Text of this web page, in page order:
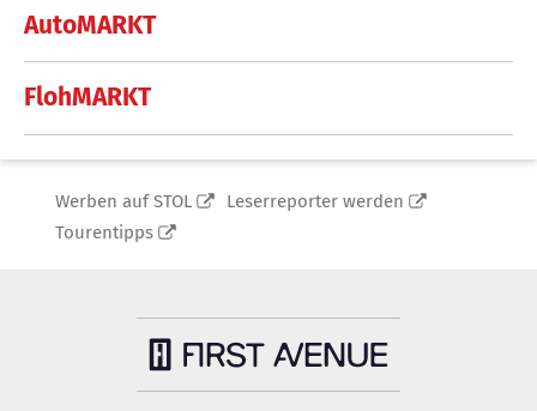
AutoMARKT
FlohMARKT
Werben auf STOL
Leserreporter werden
Tourentipps